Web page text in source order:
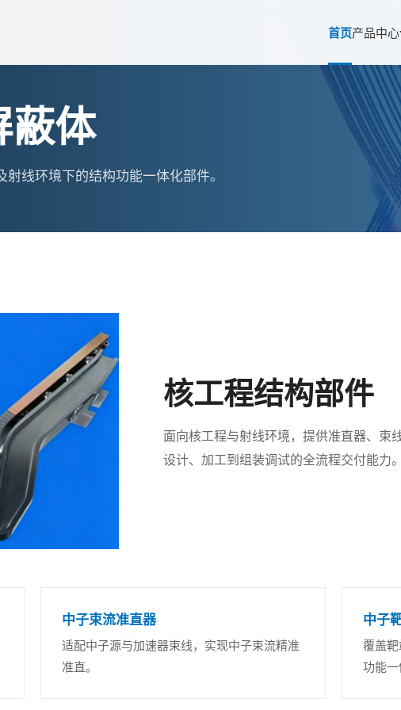
首页产品中心
蔽体
线环境下的结构功能一体化部件。
核工程结构部件
面向核工程与射线环境，提供准直器、束
设计、加工到组装调试的全流程交付能力。
中子束流准直器
适配中子源与加速器束线，实现中子束流精准
准直。
中子
覆盖
功能一